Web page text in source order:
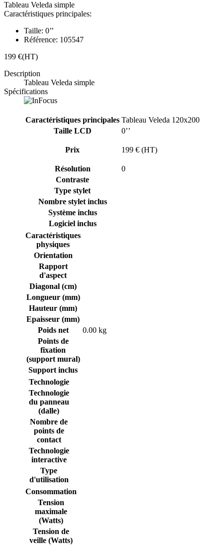
Tableau Veleda simple
Caractéristiques principales:
Taille: 0’’
Référence: 105547
199 €(HT)
Description
Tableau Veleda simple
Spécifications
Caractéristiques principales Tableau Veleda 120x200
Taille LCD
0’’
Prix 199 € (HT)
Résolution
0
Contraste
Type stylet
Nombre stylet inclus
Système inclus
Logiciel inclus
Caractéristiques
physiques
Orientation
Rapport
d'aspect
Diagonal (cm)
Longueur (mm)
Hauteur (mm)
Epaisseur (mm)
Poids net
0.00 kg
Points de
fixation
(support mural)
Support inclus
Technologie
Technologie
du panneau
(dalle)
Nombre de
points de
contact
Technologie
interactive
Type
d'utilisation
Consommation
Tension
maximale
(Watts)
Tension de
veille (Watts)